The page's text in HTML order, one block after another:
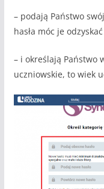
– podają Państwo
hasła móc je odzyskać
– i określają Państwo
uczniowskie, to wiek